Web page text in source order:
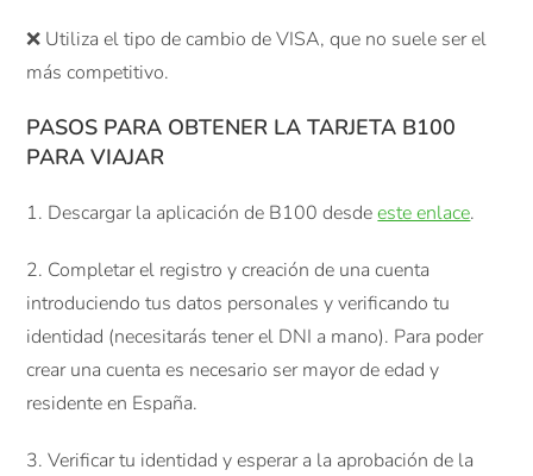
❌ Utiliza el tipo de cambio de VISA, que no suele ser el
más competitivo.
PASOS PARA OBTENER LA TARJETA B100
PARA VIAJAR
1. Descargar la aplicación de B100 desdeeste enlace.
2. Completar el registro y creación de una cuenta
introduciendo tus datos personales y verificando tu
identidad (necesitarás tener el DNI a mano). Para poder
crear una cuenta es necesario ser mayor de edad y
residente en España.
3. Verificar tu identidad y esperar a la aprobación de la